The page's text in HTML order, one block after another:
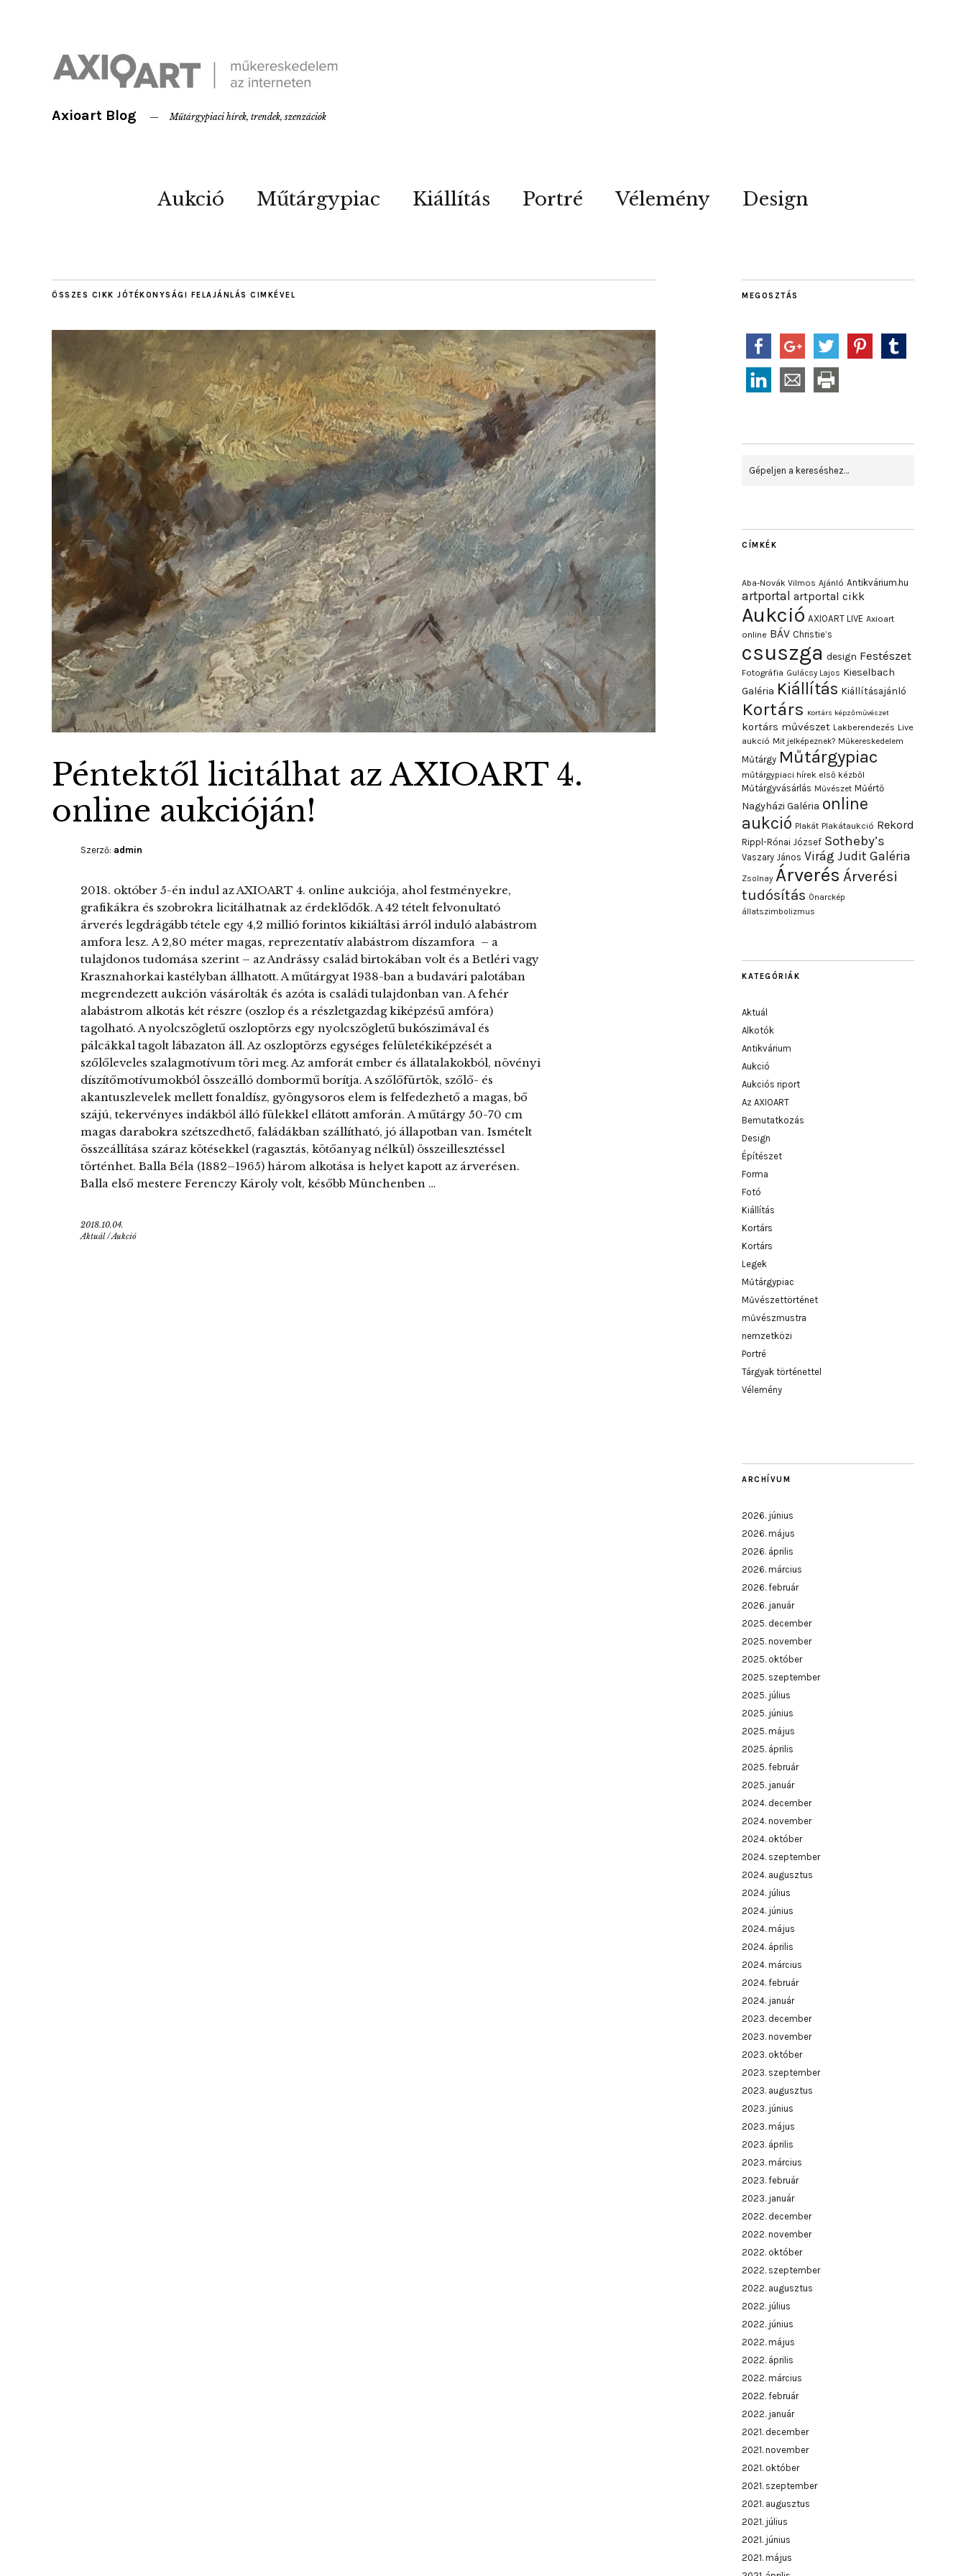
Axioart Blog Műtárgypiaci hírek, trendek, szenzációk
Aukció Műtárgypiac Kiállítás Portré Vélemény Design
ÖSSZES CIKK JÓTÉKONYSÁGI FELAJÁNLÁS CIMKÉVEL
Péntektől licitálhat az AXIOART 4.
online aukcióján!
Szerző: admin
2018. október 5-én indul az AXIOART 4. online aukciója, ahol festményekre,
grafikákra és szobrokra licitálhatnak az érdeklődők. A 42 tételt felvonultató
árverés legdrágább tétele egy 4,2 millió forintos kikiáltási árról induló alabástrom
amfora lesz. A 2,80 méter magas, reprezentatív alabástrom díszamfora – a
tulajdonos tudomása szerint – az Andrássy család birtokában volt és a Betléri vagy
Krasznahorkai kastélyban állhatott. A műtárgyat 1938-ban a budavári palotában
megrendezett aukción vásárolták és azóta is családi tulajdonban van. A fehér
alabástrom alkotás két részre (oszlop és a részletgazdag kiképzésű amfóra)
tagolható. A nyolcszögletű oszloptörzs egy nyolcszögletű bukószimával és
pálcákkal tagolt lábazaton áll. Az oszloptörzs egységes felületékiképzését a
szőlőleveles szalagmotívum töri meg. Az amforát ember és állatalakokból, növényi
díszítőmotívumokból összeálló dombormű borítja. A szőlőfürtök, szőlő- és
akantuszlevelek mellett fonaldísz, gyöngysoros elem is felfedezhető a magas, bő
szájú, tekervényes indákból álló fülekkel ellátott amforán. A műtárgy 50-70 cm
magas darabokra szétszedhető, faládákban szállítható, jó állapotban van. Ismételt
összeállítása száraz kötésekkel (ragasztás, kötőanyag nélkül) összeillesztéssel
történhet. Balla Béla (1882–1965) három alkotása is helyet kapott az árverésen.
Balla első mestere Ferenczy Károly volt, később Münchenben …
2018.10.04.
Aktuál/Aukció
MEGOSZTÁS
CÍMKÉK
Aba-Novák Vilmos Ajánló Antikvárium.hu
artportal artportal cikk
Aukció AXIOART LIVE Axioart
online BÁV Christie’s
csuszga design Festészet
Fotográfia Gulácsy Lajos Kieselbach
Galéria Kiállítás Kiállításajánló
Kortárs Kortárs képzőművészet
kortárs művészet Lakberendezés Live
aukció Mit jelképeznek? Műkereskedelem
Műtárgy Műtárgypiac
műtárgypiaci hírek első kézből
Műtárgyvásárlás Művészet Műértő
Nagyházi Galéria online
aukció Plakát Plakátaukció Rekord
Rippl-Rónai József Sotheby’s
Vaszary János Virág Judit Galéria
Zsolnay Árverés Árverési
tudósítás Önarckép
állatszimbolizmus
KATEGÓRIÁK
Aktuál
Alkotók
Antikvárium
Aukció
Aukciós riport
Az AXIOART
Bemutatkozás
Design
Építészet
Forma
Fotó
Kiállítás
Kortárs
Kortárs
Legek
Műtárgypiac
Művészettörténet
művészmustra
nemzetközi
Portré
Tárgyak történettel
Vélemény
ARCHÍVUM
2026. június
2026. május
2026. április
2026. március
2026. február
2026. január
2025. december
2025. november
2025. október
2025. szeptember
2025. július
2025. június
2025. május
2025. április
2025. február
2025. január
2024. december
2024. november
2024. október
2024. szeptember
2024. augusztus
2024. július
2024. június
2024. május
2024. április
2024. március
2024. február
2024. január
2023. december
2023. november
2023. október
2023. szeptember
2023. augusztus
2023. június
2023. május
2023. április
2023. március
2023. február
2023. január
2022. december
2022. november
2022. október
2022. szeptember
2022. augusztus
2022. július
2022. június
2022. május
2022. április
2022. március
2022. február
2022. január
2021. december
2021. november
2021. október
2021. szeptember
2021. augusztus
2021. július
2021. június
2021. május